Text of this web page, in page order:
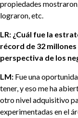
propiedades
lograron, etc.
LR: ¿Cuál fue la
récord de 32
perspectiva de los
LM: Fue una
tener, y eso me ha
otro nivel adquisitivo
experimentadas en el